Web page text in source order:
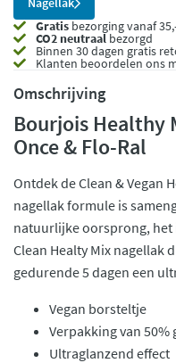
Gratis bezorging vanaf
CO2 neutraalbezorgd
Binnen 30 dagen gratis
Klanten beoordelen ons
Omschrijving
Bourjois Healthy
Once & Flo-Ral
Ontdek de Clean & Vegan
nagellak formule is
natuurlijke oorsprong, het
Clean Healty Mix nagellak
gedurende 5 dagen een
Vegan borsteltje
Verpakking van 50%
Ultraglanzend effect